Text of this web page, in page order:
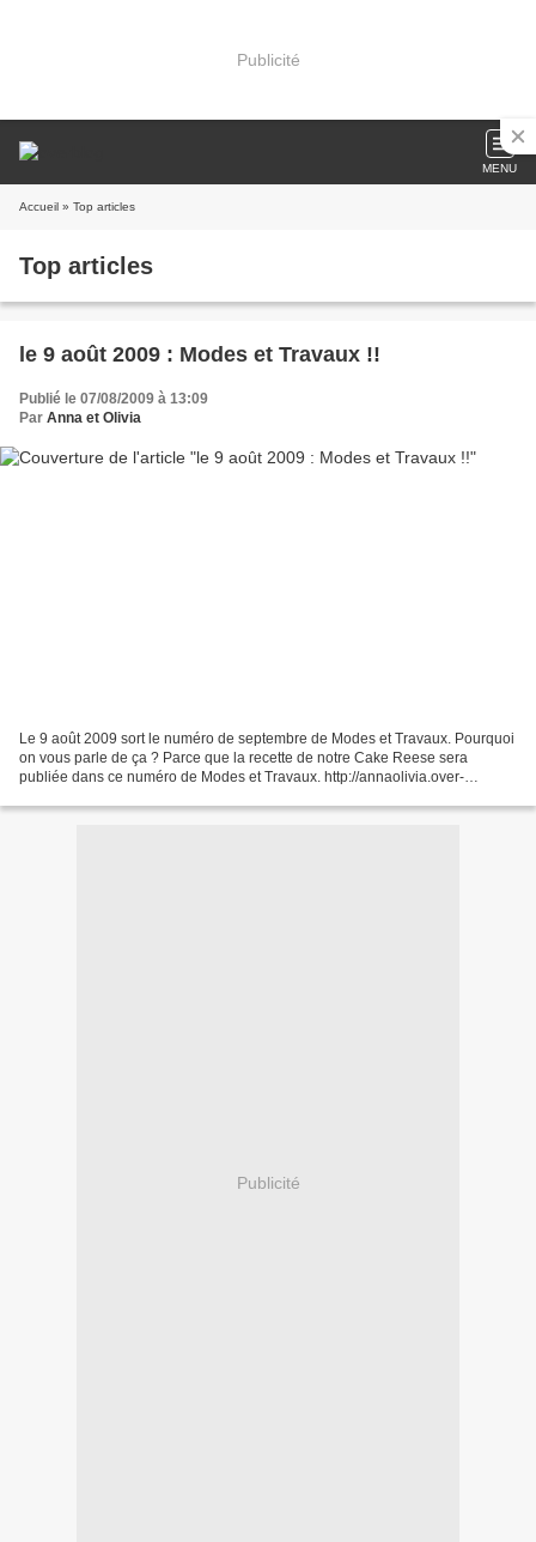
Publicité
MENU
Accueil » Top articles
Top articles
le 9 août 2009 : Modes et Travaux !!
Publié le 07/08/2009 à 13:09
Par Anna et Olivia
Le 9 août 2009 sort le numéro de septembre de Modes et Travaux. Pourquoi
on vous parle de ça ? Parce que la recette de notre Cake Reese sera
publiée dans ce numéro de Modes et Travaux. http://annaolivia.over-
Publicité